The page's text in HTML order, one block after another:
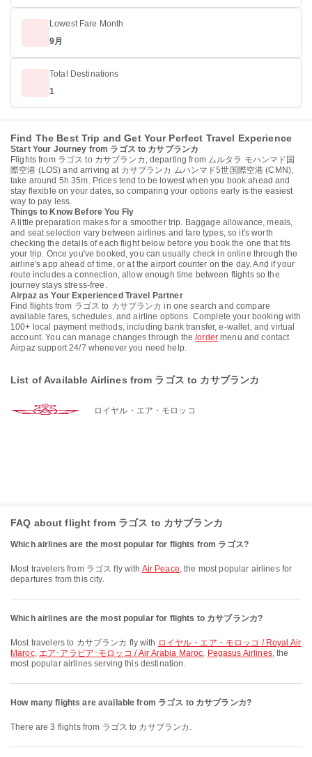
Lowest Fare Month
9月
Total Destinations
1
Find The Best Trip and Get Your Perfect Travel Experience
Start Your Journey from ラゴス to カサブランカ
Flights from ラゴス to カサブランカ, departing from ムルタラ モハンマド国
際空港 (LOS) and arriving at カサブランカ ムハンマド5世国際空港 (CMN),
take around 5h 35m. Prices tend to be lowest when you book ahead and
stay flexible on your dates, so comparing your options early is the easiest
way to pay less.
Things to Know Before You Fly
A little preparation makes for a smoother trip. Baggage allowance, meals,
and seat selection vary between airlines and fare types, so it's worth
checking the details of each flight below before you book the one that fits
your trip. Once you've booked, you can usually check in online through the
airline's app ahead of time, or at the airport counter on the day. And if your
route includes a connection, allow enough time between flights so the
journey stays stress-free.
Airpaz as Your Experienced Travel Partner
Find flights from ラゴス to カサブランカ in one search and compare
available fares, schedules, and airline options. Complete your booking with
100+ local payment methods, including bank transfer, e-wallet, and virtual
account. You can manage changes through the/order menu and contact
Airpaz support 24/7 whenever you need help.
List of Available Airlines from ラゴス to カサブランカ
ロイヤル・エア・モロッコ
FAQ about flight from ラゴス to カサブランカ
Which airlines are the most popular for flights from ラゴス?
Most travelers from ラゴス fly with Air Peace, the most popular airlines for
departures from this city.
Which airlines are the most popular for flights to カサブランカ?
Most travelers to カサブランカ fly with ロイヤル・エア・モロッコ / Royal Air
Maroc, エア･アラビア･モロッコ / Air Arabia Maroc, Pegasus Airlines, the
most popular airlines serving this destination.
How many flights are available from ラゴス to カサブランカ?
There are 3 flights from ラゴス to カサブランカ.